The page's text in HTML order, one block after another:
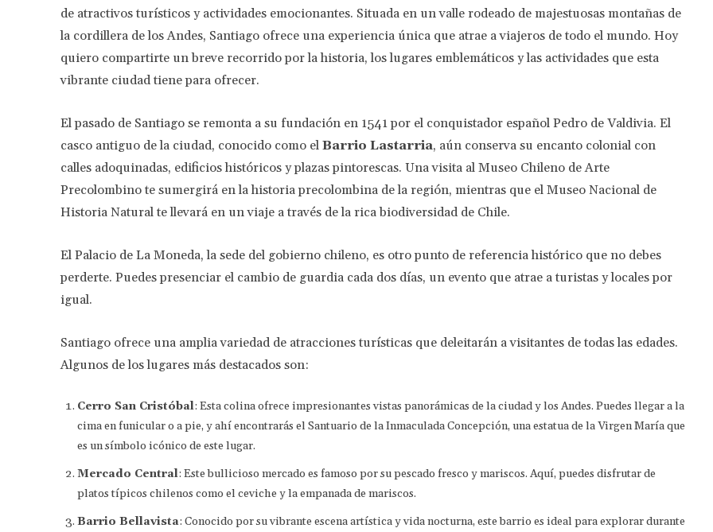
de atractivos turísticos y actividades emocionantes. Situada en un valle rodeado de majestuosas montañas de
la cordillera de los Andes, Santiago ofrece una experiencia única que atrae a viajeros de todo el mundo. Hoy
quiero compartirte un breve recorrido por la historia, los lugares emblemáticos y las actividades que esta
vibrante ciudad tiene para ofrecer.
El pasado de Santiago se remonta a su fundación en 1541 por el conquistador español Pedro de Valdivia. El
casco antiguo de la ciudad, conocido como el Barrio Lastarria, aún conserva su encanto colonial con
calles adoquinadas, edificios históricos y plazas pintorescas. Una visita al Museo Chileno de Arte
Precolombino te sumergirá en la historia precolombina de la región, mientras que el Museo Nacional de
Historia Natural te llevará en un viaje a través de la rica biodiversidad de Chile.
El Palacio de La Moneda, la sede del gobierno chileno, es otro punto de referencia histórico que no debes
perderte. Puedes presenciar el cambio de guardia cada dos días, un evento que atrae a turistas y locales por
igual.
Santiago ofrece una amplia variedad de atracciones turísticas que deleitarán a visitantes de todas las edades.
Algunos de los lugares más destacados son:
Cerro San Cristóbal: Esta colina ofrece impresionantes vistas panorámicas de la ciudad y los Andes. Puedes llegar a la
cima en funicular o a pie, y ahí encontrarás el Santuario de la Inmaculada Concepción, una estatua de la Virgen María que
es un símbolo icónico de este lugar.
Mercado Central: Este bullicioso mercado es famoso por su pescado fresco y mariscos. Aquí, puedes disfrutar de
platos típicos chilenos como el ceviche y la empanada de mariscos.
Barrio Bellavista: Conocido por su vibrante escena artística y vida nocturna, este barrio es ideal para explorar durante